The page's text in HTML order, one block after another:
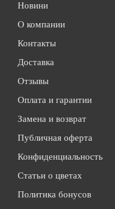
Новини
О компании
Контакты
Доставка
Отзывы
Оплата и гарантии
Замена и возврат
Публичная оферта
Конфиденциальность
Статьи о цветах
Политика бонусов